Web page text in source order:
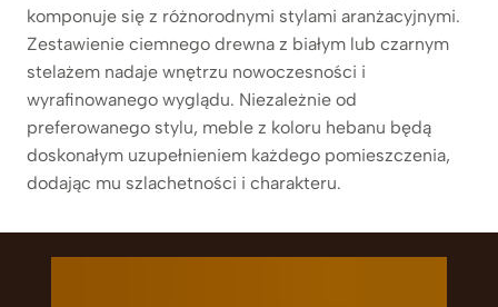
komponuje się z różnorodnymi stylami aranżacyjnymi.
Zestawienie ciemnego drewna z białym lub czarnym
stelażem nadaje wnętrzu nowoczesności i
wyrafinowanego wyglądu. Niezależnie od
preferowanego stylu, meble z koloru hebanu będą
doskonałym uzupełnieniem każdego pomieszczenia,
dodając mu szlachetności i charakteru.